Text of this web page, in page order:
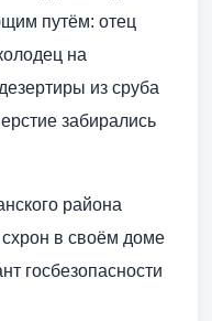
путём: отец
на
из сруба
забирались
района
схрон в своём доме
госбезопасности